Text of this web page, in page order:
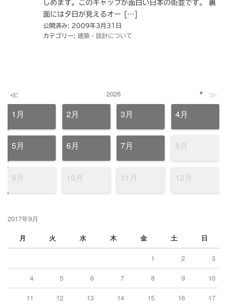
しめます。このギャップが面白い日本の街並です。 裏
面には夕日が見えるオー […]
公開済み: 2009年3月31日
カテゴリー: 建築・設計について
≪ 2026 ▼ ≫
1月 2月 3月 4月
5月 6月 7月 8月
9月 10月 11月 12月
2017年9月
月
火 水 木 金 土 日
1 2 3
4 5 6 7 8 9 10
11 12 13 14 15 16 17